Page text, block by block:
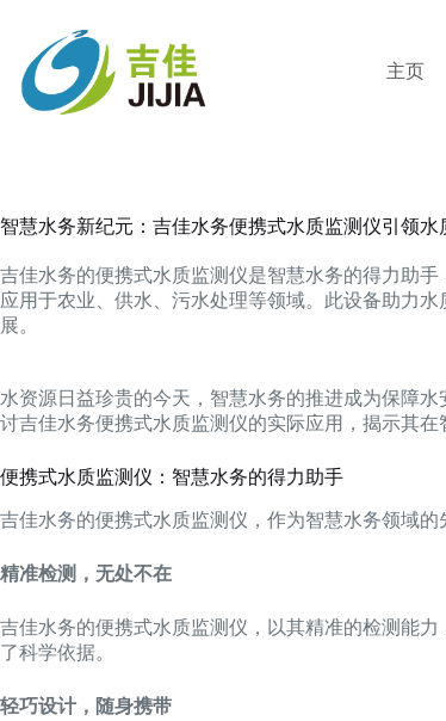
主页
智慧水务新纪元：吉佳水务便携式水质监测仪引领水
吉佳水务的便携式水质监测仪是智慧水务的得力助
应用于农业、供水、污水处理等领域。此设备助力
展。
水资源日益珍贵的今天，智慧水务的推进成为保障
讨吉佳水务便携式水质监测仪的实际应用，揭示其在
便携式水质监测仪：智慧水务的得力助手
吉佳水务的便携式水质监测仪，作为智慧水务领域
精准检测，无处不在
吉佳水务的便携式水质监测仪，以其精准的检测能
了科学依据。
轻巧设计，随身携带